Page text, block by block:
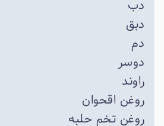
دب
دبق
دم
دوسر
راوند
روغن اقحوان
روغن تخم حلبه